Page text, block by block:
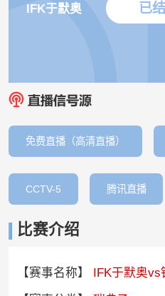
IFK于默奥 已
免费直播（高清直播）
CCTV-5 腾讯直播
比赛介绍
【赛事名称】
IFK于默奥vs